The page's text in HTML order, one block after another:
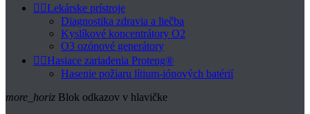
 Lekárske prístroje
Diagnostika zdravia a liečba
Kyslíkové koncentrátory O2
O3 ozónové generátory
 Hasiace zariadenia Proteng®
Hasenie požiaru lítium-iónových batérií
more_horiz Blok odkazov v hlavičke